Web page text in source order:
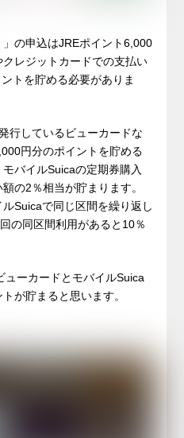
の申込はJREポイント6,000
レジットカードでの支払い
トを貯める必要がありま
行しているビューカードな
円分のポイントを貯める
バイルSuicaの定期券購入
の2％相当が貯まります。
Suicaで同じ区間を繰り返し
の同区間利用があると10％
ューカードとモバイルSuica
が貯まると思います。